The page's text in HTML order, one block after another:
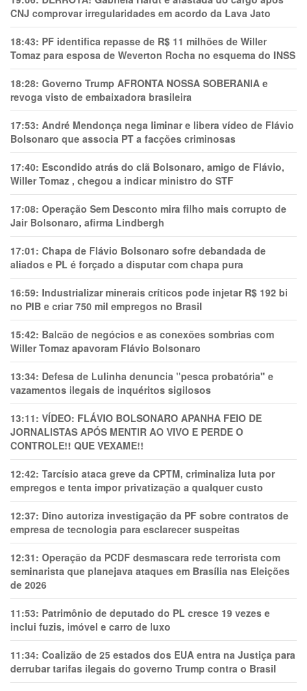
CNJ comprovar irregularidades em acordo da Lava Jato
18:43: PF identifica repasse de R$ 11 milhões de Willer
Tomaz para esposa de Weverton Rocha no esquema do INSS
18:28: Governo Trump AFRONTA NOSSA SOBERANIA e
revoga visto de embaixadora brasileira
17:53: André Mendonça nega liminar e libera vídeo de Flávio
Bolsonaro que associa PT a facções criminosas
17:40: Escondido atrás do clã Bolsonaro, amigo de Flávio,
Willer Tomaz , chegou a indicar ministro do STF
17:08: Operação Sem Desconto mira filho mais corrupto de
Jair Bolsonaro, afirma Lindbergh
17:01: Chapa de Flávio Bolsonaro sofre debandada de
aliados e PL é forçado a disputar com chapa pura
16:59: Industrializar minerais críticos pode injetar R$ 192 bi
no PIB e criar 750 mil empregos no Brasil
15:42: Balcão de negócios e as conexões sombrias com
Willer Tomaz apavoram Flávio Bolsonaro
13:34: Defesa de Lulinha denuncia "pesca probatória" e
vazamentos ilegais de inquéritos sigilosos
13:11: VÍDEO: FLÁVIO BOLSONARO APANHA FEIO DE
JORNALISTAS APÓS MENTIR AO VIVO E PERDE O
CONTROLE!! QUE VEXAME!!
12:42: Tarcísio ataca greve da CPTM, criminaliza luta por
empregos e tenta impor privatização a qualquer custo
12:37: Dino autoriza investigação da PF sobre contratos de
empresa de tecnologia para esclarecer suspeitas
12:31: Operação da PCDF desmascara rede terrorista com
seminarista que planejava ataques em Brasília nas Eleições
de 2026
11:53: Patrimônio de deputado do PL cresce 19 vezes e
inclui fuzis, imóvel e carro de luxo
11:34: Coalizão de 25 estados dos EUA entra na Justiça para
derrubar tarifas ilegais do governo Trump contra o Brasil